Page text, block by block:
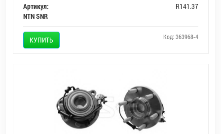
Артикул:
R141.37
NTN SNR
КУПИТЬ Код: 363968-4